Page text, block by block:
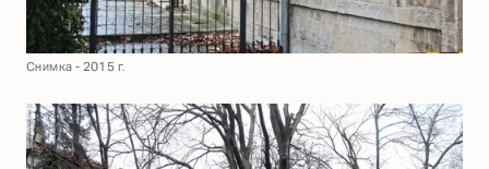
Снимка - 2015 г.